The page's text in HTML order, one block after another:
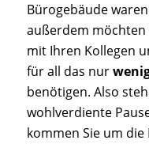
Bürogebäude
außerdem möchten
mit Ihren Kollegen
für all das nur
benötigen. Also
wohlverdiente
kommen Sie um die